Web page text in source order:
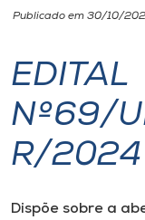
Unoesc
I.nova
Publicado em 30/10/
EDITAL
Nº69/
R/2024
Dispõe sobre a